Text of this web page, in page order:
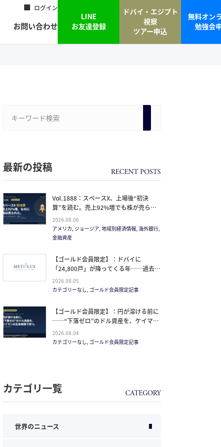
ログイン
お問い合わせ
LINE
お友達登録
ドバイ・エジプト
視察
ツアー申込
無料オン
勉強会
最新の投稿
Vol.1888：スペースX、上場後“初決
算”を読む。売上92%増でも株が売られ
た本当の理由と、1.5兆ドル企業の買い
方。
2026.08.06
アメリカ, ジョージア, 地域別経済情報, 海外銀行,
金融資産
【ゴールド会員限定】：ドバイに
「24,800戸」が降ってくる年──過去
20年で最大の引き渡しラッシュと、ミサ
イルが崩した“安全神話”。2027年の供給
2026.08.05
カテゴリーなし, ゴールド会員限定記事
【ゴールド会員限定】：円が溶ける前に
──“下落ゼロ”のドル資産を、ケイマン
の生命保険で持つ。
2026.08.04
カテゴリーなし, ゴールド会員限定記事
カテゴリ一覧
世界のニュース